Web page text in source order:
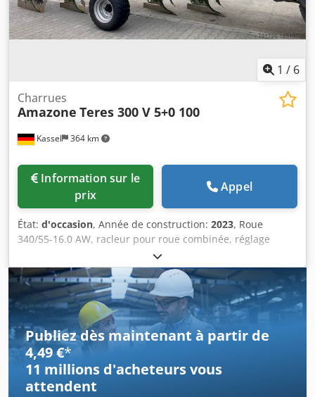
1 / 6
Kassel 364 km
Charrues
Amazone Teres 300 V 5+0 100
prix
Appel
État: d'occasion, Année de construction: 2023, Roue
340/55-16.0 AW, racleur pour roue combinée, réglage
centralisé de la pression de déclenchement / corps de
charrue STU 40, versoir 430, pointe de soc renforcée HD,
disque ouvreur denté D 500, 1 pièce / denté, préparation
pour l’éclairage / Credpfet Eay Ejx Aafsf
Publiez dès maintenant à partir de
4,49 €*
11 millions d'acheteursvous
attendent